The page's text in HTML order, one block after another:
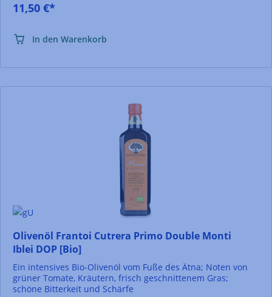
11,50 €*
In den Warenkorb
Olivenöl Frantoi Cutrera Primo Double Monti
Iblei DOP [Bio]
Ein intensives Bio-Olivenöl vom Fuße des Ätna; Noten von
grüner Tomate, Kräutern, frisch geschnittenem Gras;
schöne Bitterkeit und Schärfe